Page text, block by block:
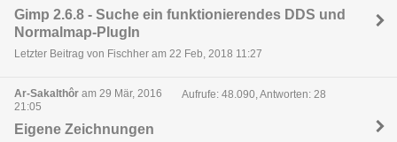
Gimp 2.6.8 - Suche ein funktionierendes DDS und
Normalmap-PlugIn
Letzter Beitrag von Fischher am 22 Feb, 2018 11:27
Ar-Sakalthôr am 29 Mär, 2016
21:05
Aufrufe: 48.090, Antworten: 28
Eigene Zeichnungen